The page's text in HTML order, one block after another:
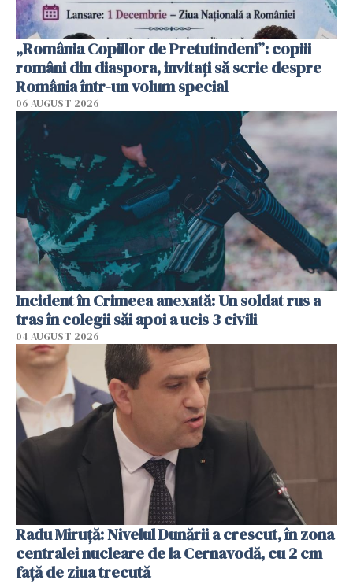
„România Copiilor de Pretutindeni”: copiii
români din diaspora, invitați să scrie despre
România într-un volum special
06 AUGUST 2026
Incident în Crimeea anexată: Un soldat rus a
tras în colegii săi apoi a ucis 3 civili
04 AUGUST 2026
Radu Miruţă: Nivelul Dunării a crescut, în zona
centralei nucleare de la Cernavodă, cu 2 cm
faţă de ziua trecută